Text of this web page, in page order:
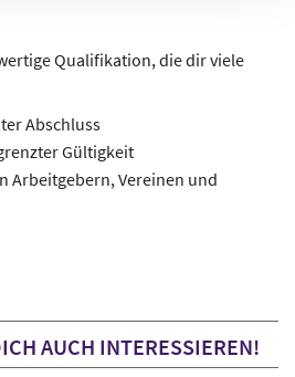
Qualifikation, die dir viele
Abschluss
Gültigkeit
Arbeitgebern, Vereinen und
AUCH INTERESSIEREN!